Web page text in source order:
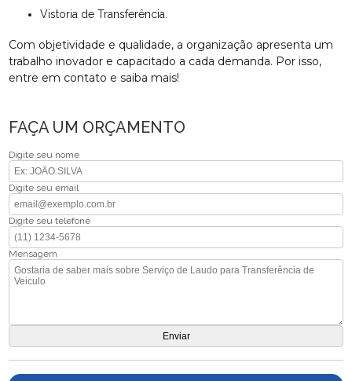
Vistoria de Transferência.
Com objetividade e qualidade, a organização apresenta um
trabalho inovador e capacitado a cada demanda. Por isso,
entre em contato e saiba mais!
FAÇA UM ORÇAMENTO
Digite seu nome
Digite seu email
Digite seu telefone
Mensagem